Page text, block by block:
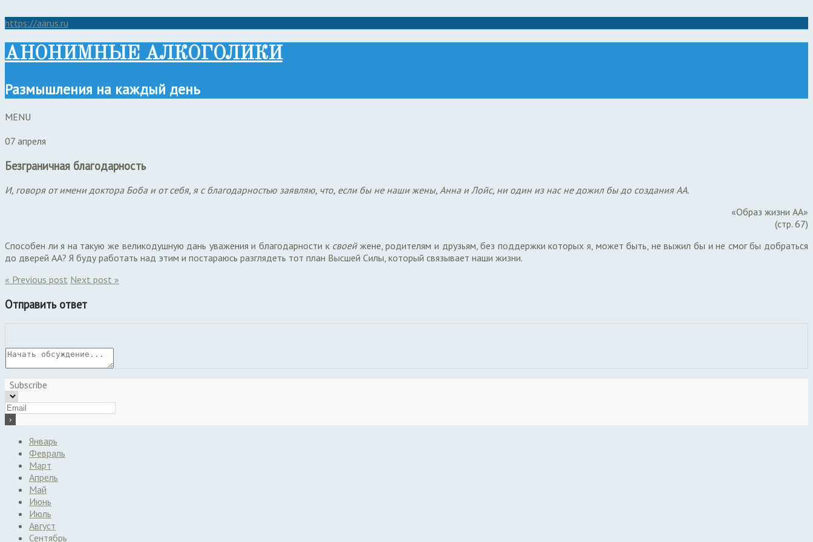
https://aarus.ru
АНОНИМНЫЕ АЛКОГОЛИКИ
Размышления на каждый день
MENU
07 апреля
Безграничная благодарность
И, говоря от имени доктора Боба и от себя, я с благодарностью заявляю, что, если бы не наши жены, Анна и Лойс, ни один из нас не дожил бы до создания АА.
«Образ жизни АА»
(стр. 67)
Способен ли я на такую же великодушную дань уважения и благодарности к своейжене, родителям и друзьям, без поддержки которых я, может быть, не выжил бы и не смог бы добраться
до дверей АА? Я буду работать над этим и постараюсь разглядеть тот план Высшей Силы, который связывает наши жизни.
« Previous post Next post »
Отправить ответ
Subscribe
Январь
Февраль
Март
Апрель
Май
Июнь
Июль
Август
Сентябрь